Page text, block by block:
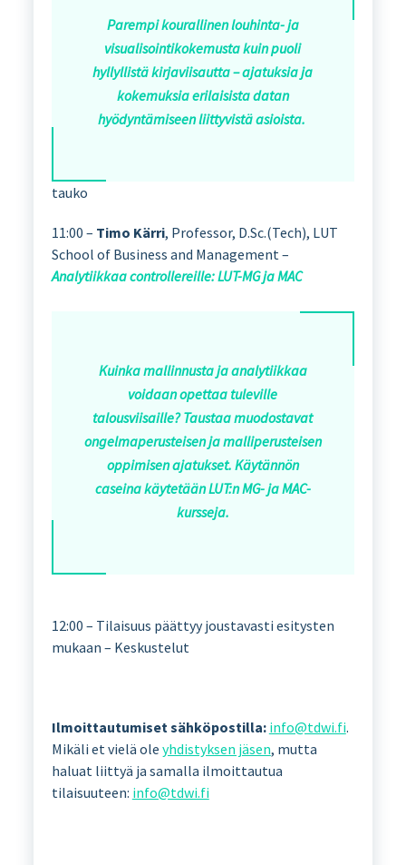
Parempi kourallinen louhinta- ja
visualisointikokemusta kuin puoli
hyllyllistä kirjaviisautta – ajatuksia ja
kokemuksia erilaisista datan
hyödyntämiseen liittyvistä asioista.
tauko
11:00 – Timo Kärri, Professor, D.Sc.(Tech), LUT
School of Business and Management –
Analytiikkaa controllereille: LUT-MG ja MAC
Kuinka mallinnusta ja analytiikkaa
voidaan opettaa tuleville
talousviisaille? Taustaa muodostavat
ongelmaperusteisen ja malliperusteisen
oppimisen ajatukset. Käytännön
caseina käytetään LUT:n MG- ja MAC-
kursseja.
12:00 – Tilaisuus päättyy joustavasti esitysten
mukaan – Keskustelut
Ilmoittautumiset sähköpostilla: info@tdwi.fi.
Mikäli et vielä ole yhdistyksen jäsen, mutta
haluat liittyä ja samalla ilmoittautua
tilaisuuteen: info@tdwi.fi